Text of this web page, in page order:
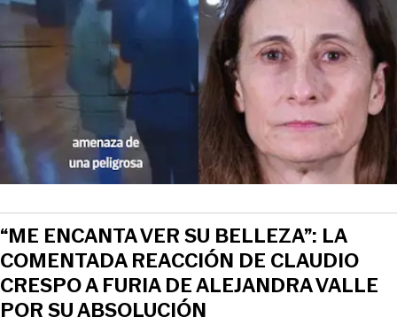
“ME ENCANTA VER SU BELLEZA”: LA
COMENTADA REACCIÓN DE CLAUDIO
CRESPO A FURIA DE ALEJANDRA VALLE
POR SU ABSOLUCIÓN